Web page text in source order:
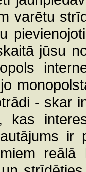
varētu
jūsu
- skar
kas
ir